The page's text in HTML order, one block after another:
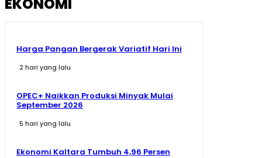
EKONOMI
Harga Pangan Bergerak Variatif Hari Ini
2 hari yang lalu
OPEC+ Naikkan Produksi Minyak Mulai
September 2026
5 hari yang lalu
Ekonomi Kaltara Tumbuh 4,96 Persen